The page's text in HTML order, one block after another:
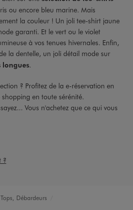
ou encore bleu marine. Mais
la couleur ! Un joli tee-shirt jaune
garanti. Et le vert ou le violet
à vos tenues hivernales. Enfin,
la dentelle, un joli détail mode sur
longues.
? Profitez de la e-réservation en
en toute sérénité.
Vous n'achetez que ce qui vous
?
Débardeurs